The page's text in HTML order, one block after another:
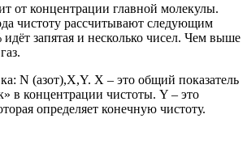
от концентрации главной молекулы.
чистоту рассчитывают следующим
запятая и несколько чисел. Чем выше
N (азот),X,Y. X – это общий показатель
в концентрации чистоты. Y – это
определяет конечную чистоту.